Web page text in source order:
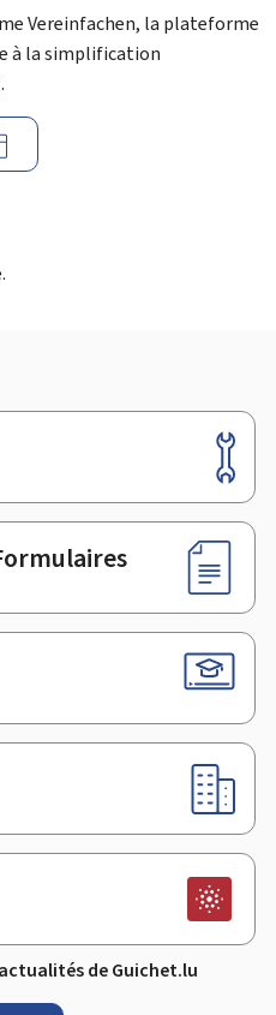
Vereinfachen, la plateforme
à la simplification
de Guichet.lu